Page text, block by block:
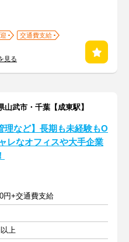
交通費支給
見る
武市・千葉【成東駅】
理など】長期も未経験もO
レなオフィスや大手企業
円+交通費支給
上